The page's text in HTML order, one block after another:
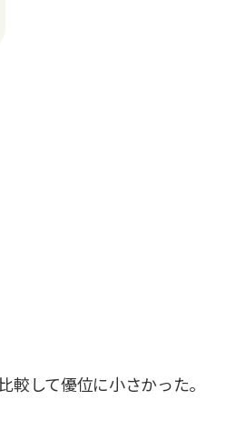
して優位に小さかった。